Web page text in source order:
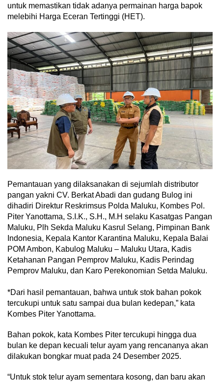
untuk memastikan tidak adanya permainan harga bapok
melebihi Harga Eceran Tertinggi (HET).
Pemantauan yang dilaksanakan di sejumlah distributor
pangan yakni CV. Berkat Abadi dan gudang Bulog ini
dihadiri Direktur Reskrimsus Polda Maluku, Kombes Pol.
Piter Yanottama, S.I.K., S.H., M.H selaku Kasatgas Pangan
Maluku, Plh Sekda Maluku Kasrul Selang, Pimpinan Bank
Indonesia, Kepala Kantor Karantina Maluku, Kepala Balai
POM Ambon, Kabulog Maluku – Maluku Utara, Kadis
Ketahanan Pangan Pemprov Maluku, Kadis Perindag
Pemprov Maluku, dan Karo Perekonomian Setda Maluku.
‎*Dari hasil pemantauan, bahwa untuk stok bahan pokok
tercukupi untuk satu sampai dua bulan kedepan,” kata
Kombes Piter Yanottama.
Bahan pokok, kata Kombes Piter tercukupi hingga dua
bulan ke depan kecuali telur ayam yang rencananya akan
dilakukan bongkar muat pada 24 Desember 2025.
“Untuk stok telur ayam sementara kosong, dan baru akan